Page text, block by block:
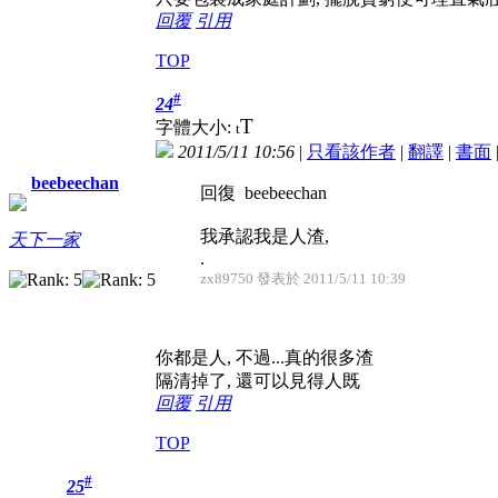
回覆 引用
TOP
beebeechan
天下一家
24#
字體大小: tT
2011/5/11 10:56 | 只看該作者 | 翻譯 | 書面 |
回復 beebeechan
我承認我是人渣,
.
zx89750 發表於 2011/5/11 10:39
你都是人, 不過...真的很多渣
隔清掉了, 還可以見得人既
回覆 引用
TOP
25#